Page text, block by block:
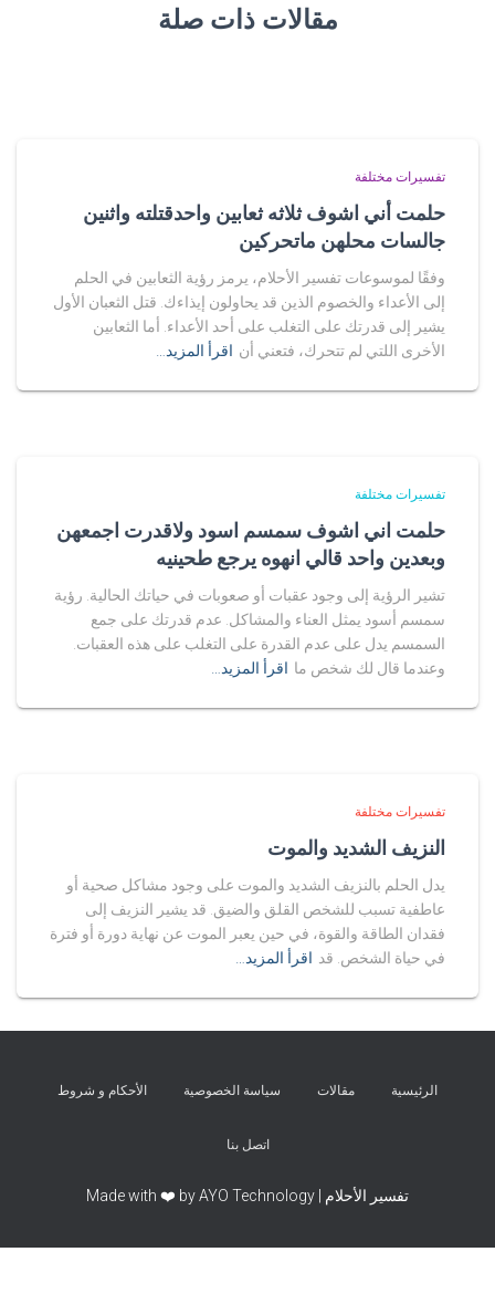
مقالات ذات صلة
تفسيرات مختلفة
حلمت أني اشوف ثلاثه ثعابين واحدقتلته واثنين
جالسات محلهن ماتحركين
وفقًا لموسوعات تفسير الأحلام، يرمز رؤية الثعابين في الحلم
إلى الأعداء والخصوم الذين قد يحاولون إيذاءك. قتل الثعبان الأول
يشير إلى قدرتك على التغلب على أحد الأعداء. أما الثعابين
الأخرى اللتي لم تتحرك، فتعني أن اقرأ المزيد…
تفسيرات مختلفة
حلمت اني اشوف سمسم اسود ولاقدرت اجمعهن
وبعدين واحد قالي انهوه يرجع طحينيه
تشير الرؤية إلى وجود عقبات أو صعوبات في حياتك الحالية. رؤية
سمسم أسود يمثل العناء والمشاكل. عدم قدرتك على جمع
السمسم يدل على عدم القدرة على التغلب على هذه العقبات.
وعندما قال لك شخص ما اقرأ المزيد…
تفسيرات مختلفة
النزيف الشديد والموت
يدل الحلم بالنزيف الشديد والموت على وجود مشاكل صحية أو
عاطفية تسبب للشخص القلق والضيق. قد يشير النزيف إلى
فقدان الطاقة والقوة، في حين يعبر الموت عن نهاية دورة أو فترة
في حياة الشخص. قد اقرأ المزيد…
الرئيسية مقالات سياسة الخصوصية الأحكام و شروط
اتصل بنا
تفسير الأحلام | Made with ❤️ by AYO Technology